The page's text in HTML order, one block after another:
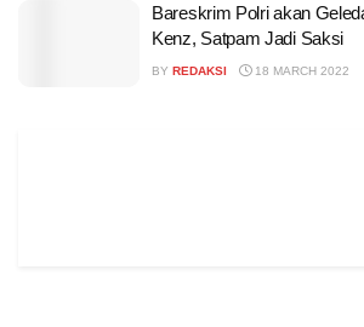
Bareskrim Polri akan
Kenz, Satpam Jadi Saksi
BY REDAKSI 18 MARCH 2022